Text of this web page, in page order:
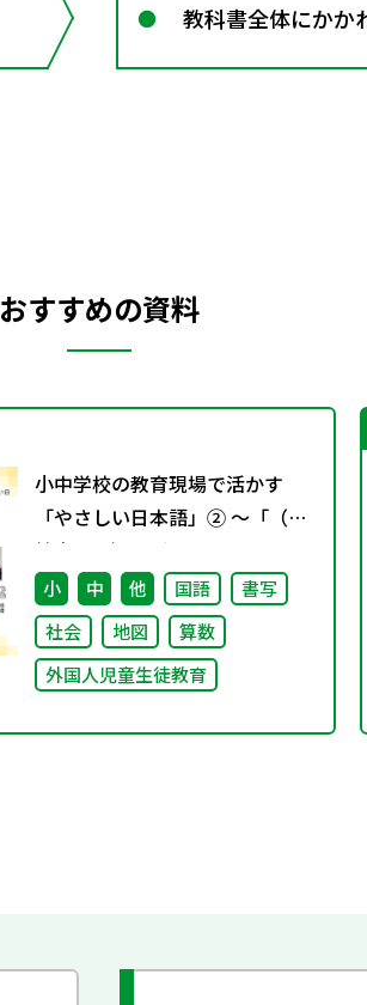
教科書全体にかか
おすすめの資料
小中学校の教育現場で活かす
「やさしい日本語」② ～「（学
校内での）子どもたちへのやさ
しい日本語」～
小 中 他 国語
書写
社会
地図
算数
外国人児童生徒教育